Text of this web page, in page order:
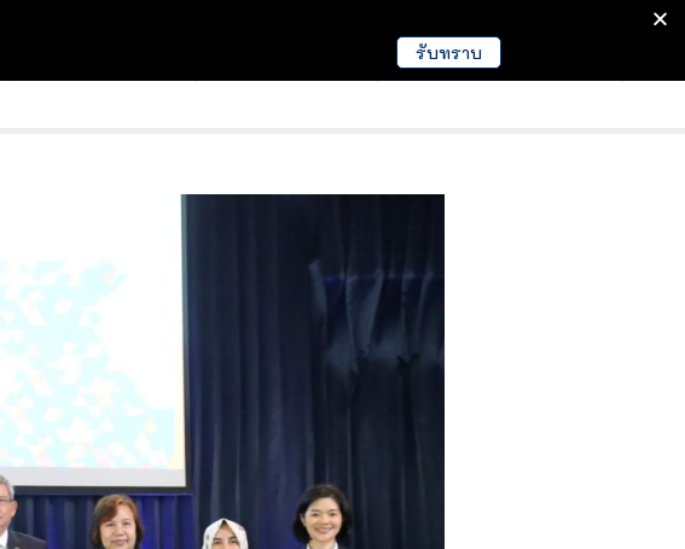
EDUCATION NEWS
รับทราบ